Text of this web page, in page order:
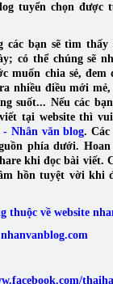
tuyển chọn được
các bạn sẽ tìm thấy
có thể chúng sẽ
muốn chia sẻ, đem
nhiều điều mới
suốt... Nếu các
tại website thì
Nhân văn blog.
phía dưới. Hoan
khi đọc bài viết.
hồn tuyệt vời khi
thuộc về website